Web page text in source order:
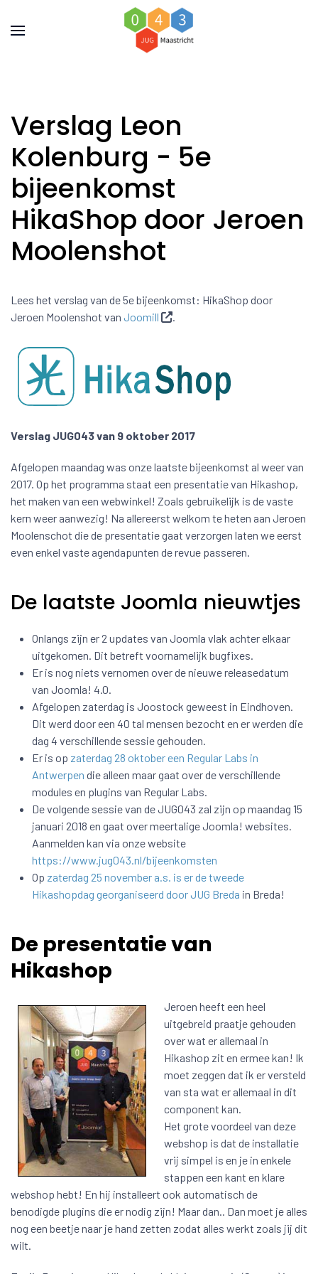
Verslag Leon
Kolenburg - 5e
bijeenkomst
HikaShop door Jeroen
Moolenshot
Lees het verslag van de 5e bijeenkomst: HikaShop door
Jeroen Moolenshot van Joomill .
Verslag JUG043 van 9 oktober 2017
Afgelopen maandag was onze laatste bijeenkomst al weer van
2017. Op het programma staat een presentatie van Hikashop,
het maken van een webwinkel! Zoals gebruikelijk is de vaste
kern weer aanwezig! Na allereerst welkom te heten aan Jeroen
Moolenschot die de presentatie gaat verzorgen laten we eerst
even enkel vaste agendapunten de revue passeren.
De laatste Joomla nieuwtjes
Onlangs zijn er 2 updates van Joomla vlak achter elkaar
uitgekomen. Dit betreft voornamelijk bugfixes.
Er is nog niets vernomen over de nieuwe releasedatum
van Joomla! 4.0.
Afgelopen zaterdag is Joostock geweest in Eindhoven.
Dit werd door een 40 tal mensen bezocht en er werden die
dag 4 verschillende sessie gehouden.
Er is op zaterdag 28 oktober een Regular Labs in
Antwerpen die alleen maar gaat over de verschillende
modules en plugins van Regular Labs.
De volgende sessie van de JUG043 zal zijn op maandag 15
januari 2018 en gaat over meertalige Joomla! websites.
Aanmelden kan via onze website
https://www.jug043.nl/bijeenkomsten
Op zaterdag 25 november a.s. is er de tweede
Hikashopdag georganiseerd door JUG Breda in Breda!
De presentatie van
Hikashop
Jeroen heeft een heel
uitgebreid praatje gehouden
over wat er allemaal in
Hikashop zit en ermee kan! Ik
moet zeggen dat ik er versteld
van sta wat er allemaal in dit
component kan.
Het grote voordeel van deze
webshop is dat de installatie
vrij simpel is en je in enkele
stappen een kant en klare
webshop hebt! En hij installeert ook automatisch de
benodigde plugins die er nodig zijn! Maar dan.. Dan moet je alles
nog een beetje naar je hand zetten zodat alles werkt zoals jij dit
wilt.